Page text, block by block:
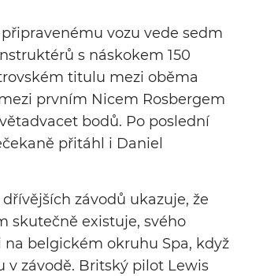
vozu vede sedm
s náskokem 150
titulu mezi oběma
prvním Nicem Rosbergem
bodů. Po poslední
přitáhl i Daniel
závodů ukazuje, že
skutečně existuje, svého
belgickém okruhu Spa, když
v závodě. Britský pilot Lewis